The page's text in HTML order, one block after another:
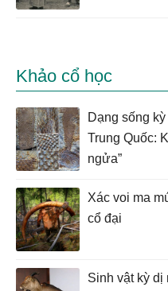
Khảo cổ học
Dạng sống
Trung Quốc:
ngửa”
Xác voi ma
cổ đại
Sinh vật kỳ dị